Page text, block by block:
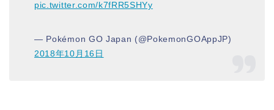
pic.twitter.com/k7fRR5SHYy
— Pokémon GO Japan (@PokemonGOAppJP)
2018年10月16日